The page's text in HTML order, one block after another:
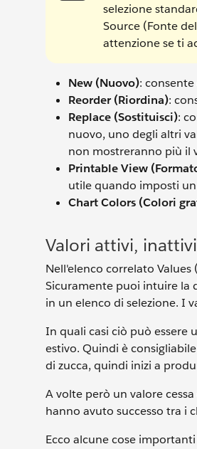
selezione
Source (Fonte
attenzione se ti
New (Nuovo):
Reorder (Riordina):
Replace (Sostituisci):
nuovo, uno degli altri
non mostreranno più il
Printable View
utile quando imposti
Chart Colors (Colori
Valori attivi,
Nell'elenco correlato
Sicuramente puoi intuire la
in un elenco di selezione. I
In quali casi ciò può essere
estivo. Quindi è
di zucca, quindi inizi a
A volte però un valore
hanno avuto successo tra i
Ecco alcune cose